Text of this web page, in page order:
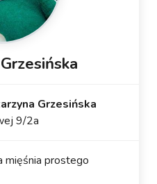
Grzesińska
9/2a
mięśnia prostego